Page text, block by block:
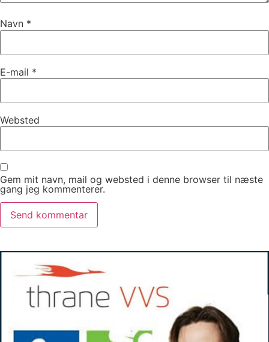
Navn *
E-mail *
Websted
Gem mit navn, mail og websted i denne browser til næste
gang jeg kommenterer.